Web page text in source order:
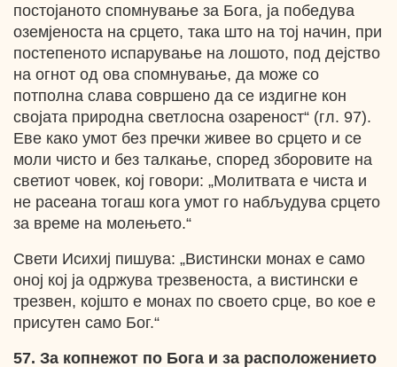
постојаното спомнување за Бога, ја победува
оземјеноста на срцето, така што на тој начин, при
постепеното испарување на лошото, под дејство
на огнот од ова спомнување, да може со
потполна слава совршено да се издигне кон
својата природна светлосна озареност“ (гл. 97).
Еве како умот без пречки живее во срцето и се
моли чисто и без талкање, според зборовите на
светиот човек, кој говори: „Молитвата е чиста и
не расеана тогаш кога умот го набљудува срцето
за време на молењето.“
Свети Исихиј пишува: „Вистински монах е само
оној кој ја одржува трезвеноста, а вистински е
трезвен, којшто е монах по своето срце, во кое е
присутен само Бог.“
57. За копнежот по Бога и за расположението